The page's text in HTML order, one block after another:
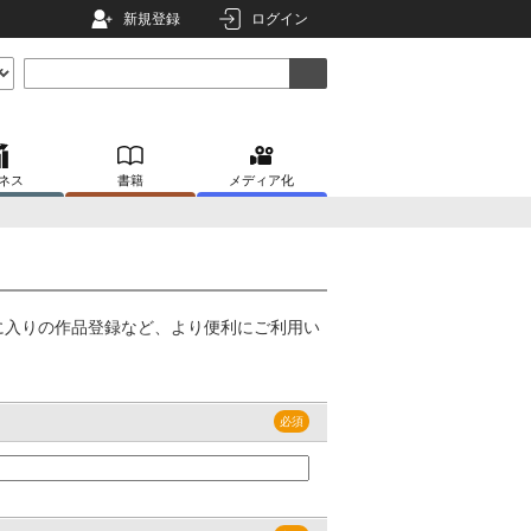
新規登録 ログイン
ス 書籍 メディア化
りの作品登録など、より便利にご利用い